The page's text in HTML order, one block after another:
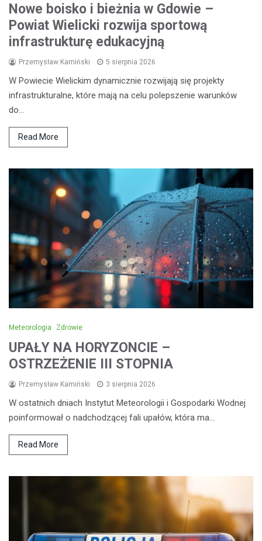
Nowe boisko i bieżnia w Gdowie –
Powiat Wielicki rozwija sportową
infrastrukturę edukacyjną
Przemysław Kamiński 5 sierpnia 2026
W Powiecie Wielickim dynamicznie rozwijają się projekty
infrastrukturalne, które mają na celu polepszenie warunków
do…
Read More
Meteorologia Zdrowie
UPAŁY NA HORYZONCIE –
OSTRZEŻENIE III STOPNIA
Przemysław Kamiński 3 sierpnia 2026
W ostatnich dniach Instytut Meteorologii i Gospodarki Wodnej
poinformował o nadchodzącej fali upałów, która ma…
Read More